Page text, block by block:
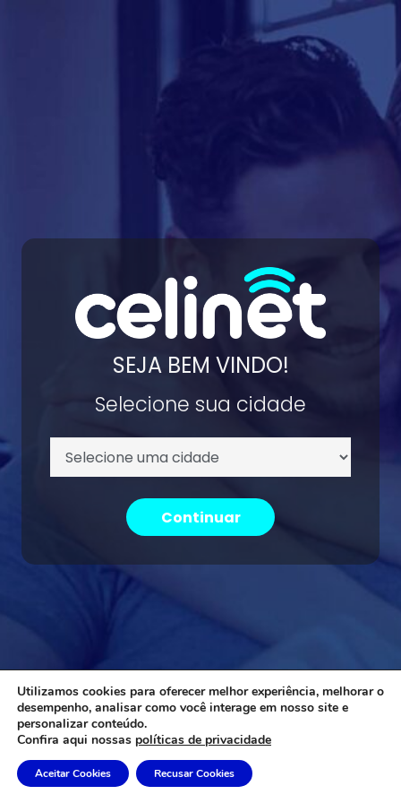
SEJA BEM VINDO!
Selecione sua cidade
Continuar
Utilizamos cookies para oferecer melhor experiência, melhorar o
desempenho, analisar como você interage em nosso site e
personalizar conteúdo.
Confira aqui nossas políticas de privacidade
Aceitar Cookies Recusar Cookies